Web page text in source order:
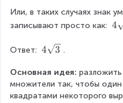
c
d
t
}
s
q
t
b
}
=
t
3
=
s
q
r
1
6
=
q
r
{
6
}
\
Или, в таких случаях знак
записывают просто как: 4
r
t
{
4
Ответ: 4
s
q
r
4 3 .
Основная идея:
множители так, чтобы один
квадратами некоторого